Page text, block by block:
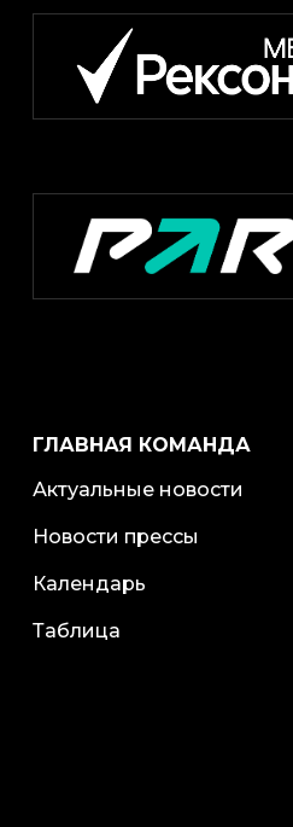
ГЛАВНАЯ КОМАНДА
Актуальные новости
Новости прессы
Календарь
Таблица